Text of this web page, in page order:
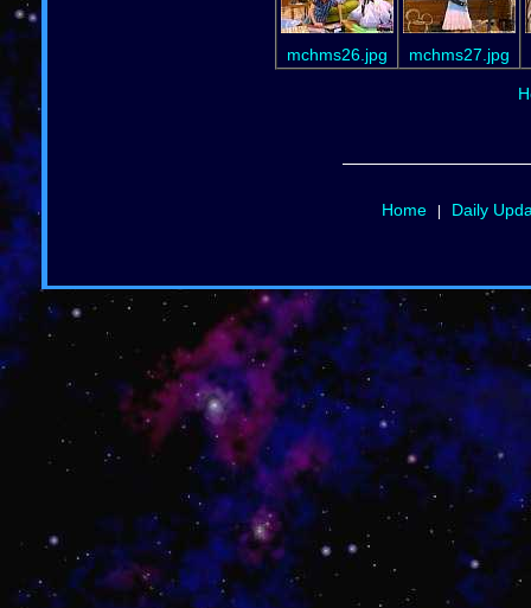
mchms26.jpg mchms27.jpg
Home| Daily